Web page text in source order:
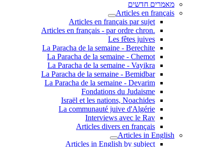
מאמרים חדשים
Articles en français
Articles en français par sujet
.Articles en français - par ordre chron
Les fêtes juives
La Paracha de la semaine - Berechite
La Paracha de la semaine - Chemot
La Paracha de la semaine - Vayikra
La Paracha de la semaine - Bemidbar
La Paracha de la semaine - Devarim
Fondations du Judaisme
Israël et les nations, Noachides
La communauté juive d'Algérie
Interviews avec le Rav
Articles divers en français
Articles in English
Articles in English by subject